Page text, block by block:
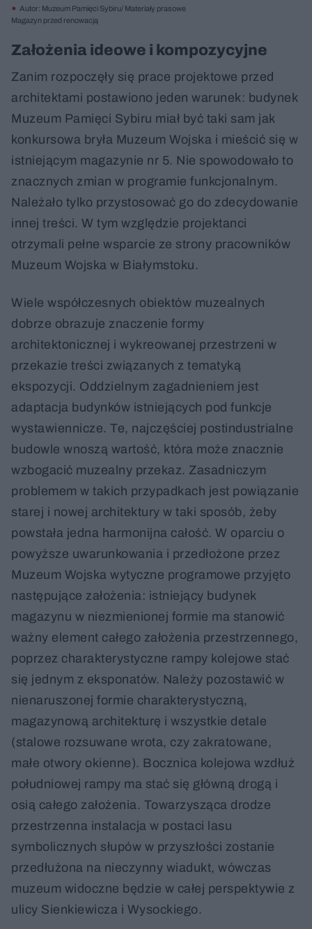
Autor: Muzeum Pamięci Sybiru/ Materiały prasowe
Magazyn przed renowacją
Założenia ideowe i kompozycyjne
Zanim rozpoczęły się prace projektowe przed
architektami postawiono jeden warunek: budynek
Muzeum Pamięci Sybiru miał być taki sam jak
konkursowa bryła Muzeum Wojska i mieścić się w
istniejącym magazynie nr 5. Nie spowodowało to
znacznych zmian w programie funkcjonalnym.
Należało tylko przystosować go do zdecydowanie
innej treści. W tym względzie projektanci
otrzymali pełne wsparcie ze strony pracowników
Muzeum Wojska w Białymstoku.
Wiele współczesnych obiektów muzealnych
dobrze obrazuje znaczenie formy
architektonicznej i wykreowanej przestrzeni w
przekazie treści związanych z tematyką
ekspozycji. Oddzielnym zagadnieniem jest
adaptacja budynków istniejących pod funkcje
wystawiennicze. Te, najczęściej postindustrialne
budowle wnoszą wartość, która może znacznie
wzbogacić muzealny przekaz. Zasadniczym
problemem w takich przypadkach jest powiązanie
starej i nowej architektury w taki sposób, żeby
powstała jedna harmonijna całość. W oparciu o
powyższe uwarunkowania i przedłożone przez
Muzeum Wojska wytyczne programowe przyjęto
następujące założenia: istniejący budynek
magazynu w niezmienionej formie ma stanowić
ważny element całego założenia przestrzennego,
poprzez charakterystyczne rampy kolejowe stać
się jednym z eksponatów. Należy pozostawić w
nienaruszonej formie charakterystyczną,
magazynową architekturę i wszystkie detale
(stalowe rozsuwane wrota, czy zakratowane,
małe otwory okienne). Bocznica kolejowa wzdłuż
południowej rampy ma stać się główną drogą i
osią całego założenia. Towarzysząca drodze
przestrzenna instalacja w postaci lasu
symbolicznych słupów w przyszłości zostanie
przedłużona na nieczynny wiadukt, wówczas
muzeum widoczne będzie w całej perspektywie z
ulicy Sienkiewicza i Wysockiego.